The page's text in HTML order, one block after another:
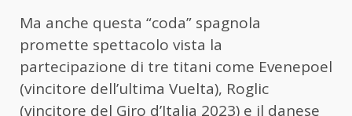
Ma anche questa “coda” spagnola
promette spettacolo vista la
partecipazione di tre titani come Evenepoel
(vincitore dell’ultima Vuelta), Roglic
(vincitore del Giro d’Italia 2023) e il danese